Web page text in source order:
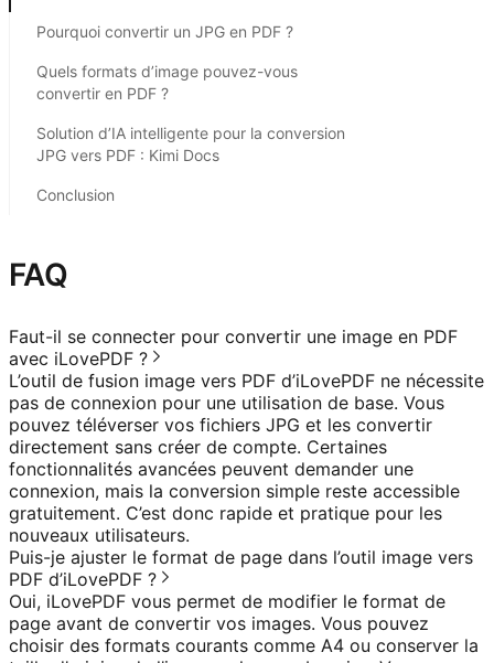
Pourquoi convertir un JPG en PDF ?
Quels formats d’image pouvez-vous
convertir en PDF ?
Solution d’IA intelligente pour la conversion
JPG vers PDF : Kimi Docs
Conclusion
FAQ
Faut-il se connecter pour convertir une image en PDF
avec iLovePDF ?
L’outil de fusion image vers PDF d’iLovePDF ne nécessite
pas de connexion pour une utilisation de base. Vous
pouvez téléverser vos fichiers JPG et les convertir
directement sans créer de compte. Certaines
fonctionnalités avancées peuvent demander une
connexion, mais la conversion simple reste accessible
gratuitement. C’est donc rapide et pratique pour les
nouveaux utilisateurs.
Puis-je ajuster le format de page dans l’outil image vers
PDF d’iLovePDF ?
Oui, iLovePDF vous permet de modifier le format de
page avant de convertir vos images. Vous pouvez
choisir des formats courants comme A4 ou conserver la